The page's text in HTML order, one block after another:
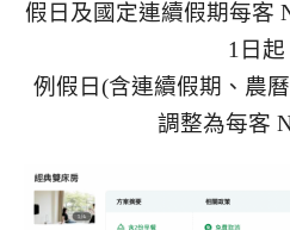
假日及國定連續假期每客
1日起
例假日(含連續假期、農
調整為每客